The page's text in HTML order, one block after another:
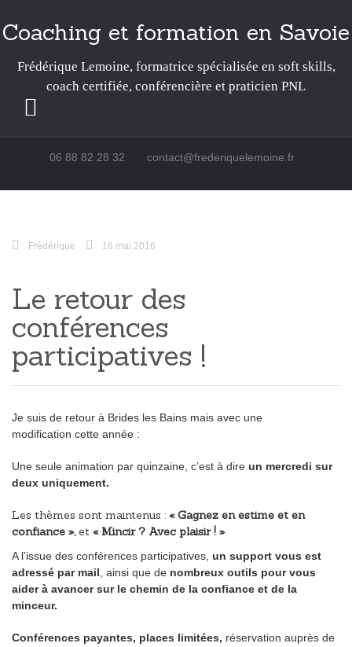
Coaching et formation en Savoie
Frédérique Lemoine, formatrice spécialisée en soft skills,
coach certifiée, conférencière et praticien PNL
06 88 82 28 32
contact@frederiquelemoine.fr
Frédérique 16 mai 2016
Le retour des
conférences
participatives !
Je suis de retour à Brides les Bains mais avec une
modification cette année :
Une seule animation par quinzaine, c’est à dire un mercredi sur
deux uniquement.
Les thèmes sont maintenus : « Gagnez en estime et en
confiance »,et « Mincir ? Avec plaisir ! »
A l’issue des conférences participatives, un support vous est
adressé par mail , ainsi que de nombreux outils pour vous
aider à avancer sur le chemin de la confiance et de la
minceur.
Conférences payantes, places limitées, réservation auprès de